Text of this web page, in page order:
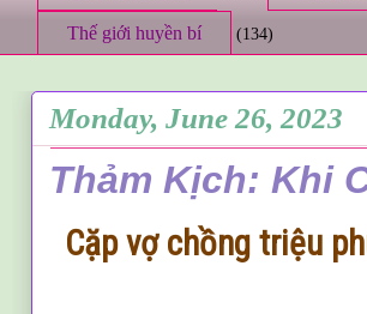
Thế giới huyền bí (134)
Monday, June 26, 2023
Thảm Kịch: Khi
Cặp vợ chồng triệu